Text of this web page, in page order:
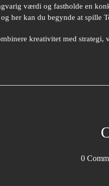
værdi og fastholde en
her kan du begynde at spille
kreativitet med
0